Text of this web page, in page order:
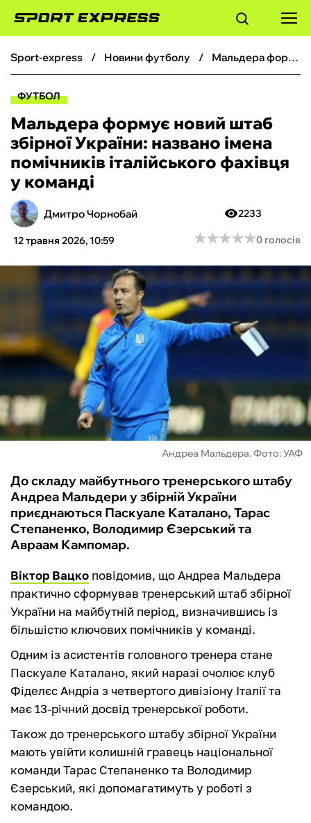
ФУТБОЛ
БОКС
ХОКЕЙ
ТЕНІС
КІБЕРСПОРТ
ФУТЗАЛ
БУКМЕКЕРИ
sport-express новини футболу Мальдера формує новий штаб збірної України: названо імена помічників італійського фахівця у команді
ФУТБОЛ
Мальдера формує новий штаб
збірної України: названо імена
помічників італійського фахівця
у команді
Дмитро Чорнобай
12 травня 2026, 10:59
2233
★★★★★
★★★★★0 голосів
Андреа Мальдера. Фото: УАФ
До складу майбутнього тренерського штабу
Андреа Мальдери у збірній України
приєднаються Паскуале Каталано, Тарас
Степаненко, Володимир Єзерський та
Авраам Кампомар.
Віктор Вацко повідомив, що Андреа Мальдера
практично сформував тренерський штаб збірної
України на майбутній період, визначившись із
більшістю ключових помічників у команді.
Одним із асистентів головного тренера стане
Паскуале Каталано, який наразі очолює клуб
Фіделєс Андріа з четвертого дивізіону Італії та
має 13-річний досвід тренерської роботи.
Також до тренерського штабу збірної України
мають увійти колишній гравець національної
команди Тарас Степаненко та Володимир
Єзерський, які допомагатимуть у роботі з
командою.